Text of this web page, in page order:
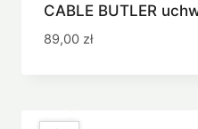
CABLE BUTLER
89,00 zł